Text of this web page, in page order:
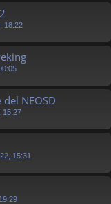
18:22
NEOSD
15:27
15:31